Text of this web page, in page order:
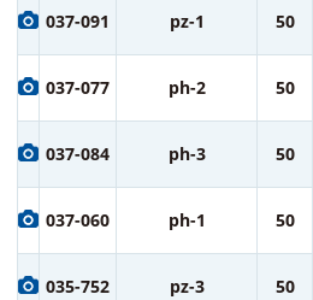
037-091 pz-1 50
037-077 ph-2 50
037-084 ph-3 50
037-060 ph-1 50
035-752 pz-3 50